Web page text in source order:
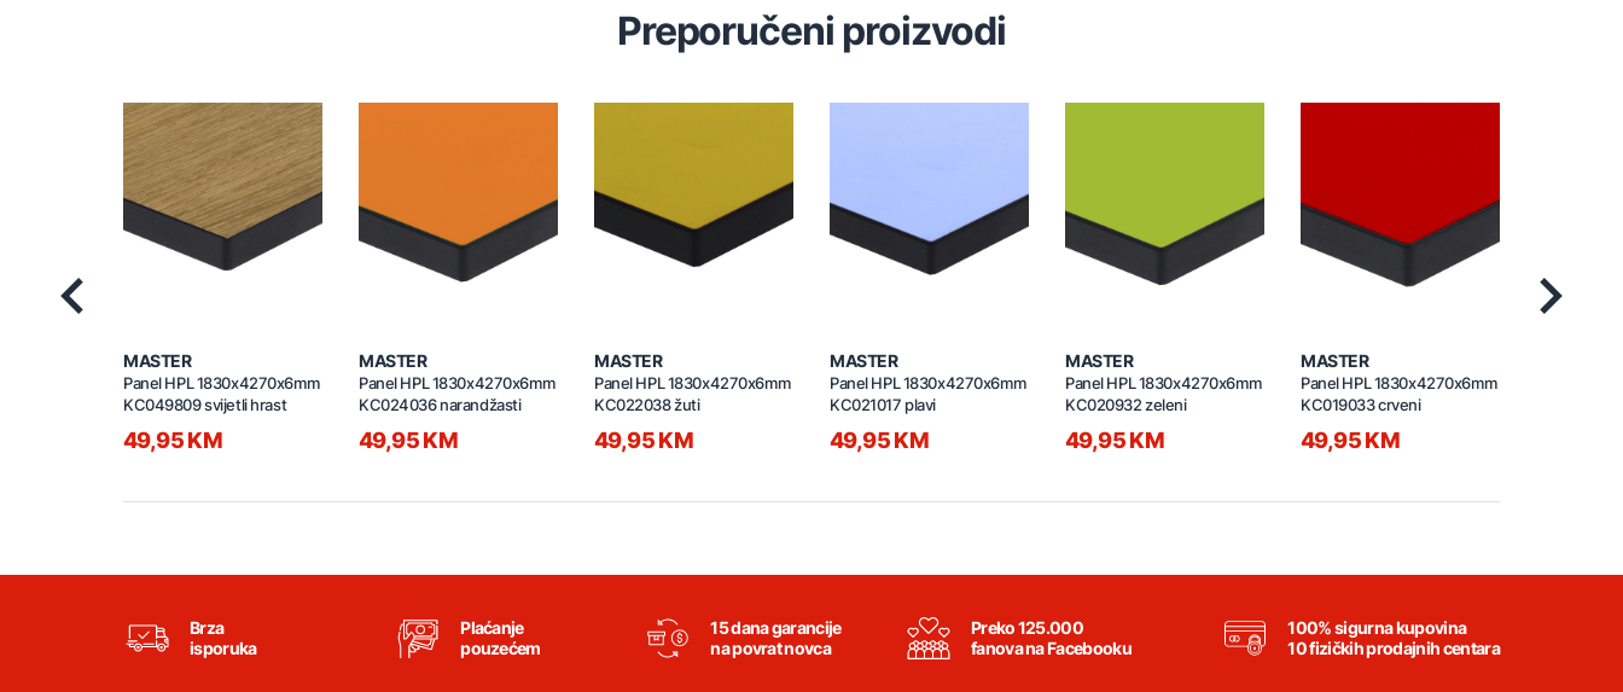
Preporučeni proizvodi
MASTER
Panel HPL 1830x4270x6mm
KC049809 svijetli hrast
49,95 KM
MASTER
Panel HPL 1830x4270x6mm
KC024036 narandžasti
49,95 KM
MASTER
Panel HPL 1830x4270x6mm
KC022038 žuti
49,95 KM
MASTER
Panel HPL 1830x4270x6mm
KC021017 plavi
49,95 KM
MASTER
Panel HPL 1830x4270x6mm
KC020932 zeleni
49,95 KM
MASTER
Panel HPL 1830x4270x6mm
KC019033 crveni
49,95 KM
Brza
isporuka
Plaćanje
pouzećem
15 dana garancije
na povrat novca
Preko 125.000
fanova na Facebooku
100% sigurna kupovina
10 fizičkih prodajnih centara